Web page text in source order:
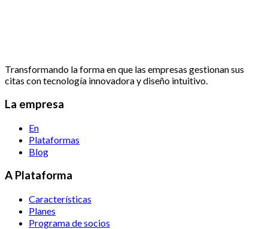
Transformando la forma en que las empresas gestionan sus
citas con tecnología innovadora y diseño intuitivo.
La empresa
En
Plataformas
Blog
A Plataforma
Características
Planes
Programa de socios